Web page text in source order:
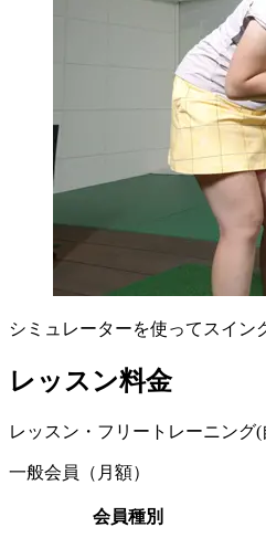
シミュレーターを使ってスイン
レッスン料金
レッスン・フリートレーニング(
一般会員（月額）
会員種別